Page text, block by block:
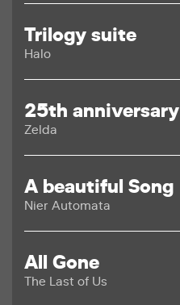
Trilogy suite
Halo
25th anniversary
Zelda
A beautiful Song
Nier Automata
All Gone
The Last of Us